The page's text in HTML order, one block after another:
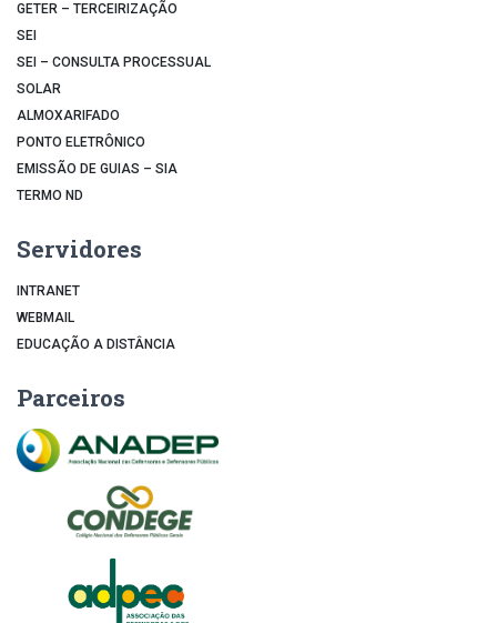
GETER – TERCEIRIZAÇÃO
SEI
SEI – CONSULTA PROCESSUAL
SOLAR
ALMOXARIFADO
PONTO ELETRÔNICO
EMISSÃO DE GUIAS – SIA
TERMO ND
Servidores
INTRANET
WEBMAIL
EDUCAÇÃO A DISTÂNCIA
Parceiros